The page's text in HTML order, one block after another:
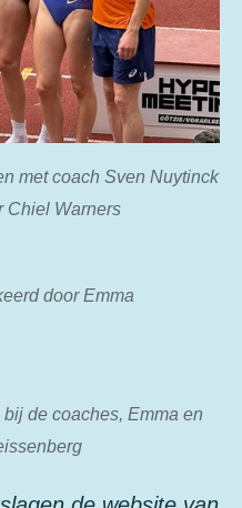
met coach Sven Nuytinck
Chiel Warners
door Emma
de coaches, Emma en